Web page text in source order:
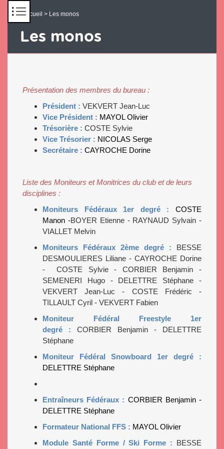
Accueil > Les monos
Les monos
Présentation des membres du bureau :
Président : VEKVERT Jean-Luc
Vice Président : MAYOL Olivier
Trésorière : COSTE Sylvie
Vice Trésorier : NICOLAS Serge
Secrétaire : CAYROCHE Dorine
Liste des Moniteurs et Monitrices du club et de leurs
disciplines :
Moniteurs Fédéraux 1er degré :
COSTE
Manon -BOYER Etienne - RAYNAUD Sylvain -
VIALLET Melvin
Moniteurs Fédéraux 2ème degré : BESSE
DESMOULIERES Liliane - CAYROCHE Dorine
- COSTE Sylvie - CORBIER Benjamin -
SEMENERI Hugo - DELETTRE Stéphane -
VEKVERT Jean-Luc - COSTE Frédéric -
TILLAULT Cyril - VEKVERT Fabien
Moniteur Fédéral Freestyle 1er
degré : CORBIER Benjamin - DELETTRE
Stéphane
Moniteur Fédéral Snowboard 1er degré :
DELETTRE Stéphane
Entraîneurs Fédéraux : CORBIER Benjamin -
DELETTRE Stéphane
Formateur National FFS : MAYOL Olivier
Module Santé Forme / Ski Forme : BESSE